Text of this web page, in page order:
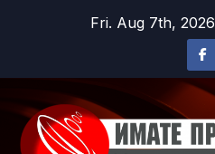
Fri. Aug 7th, 2026